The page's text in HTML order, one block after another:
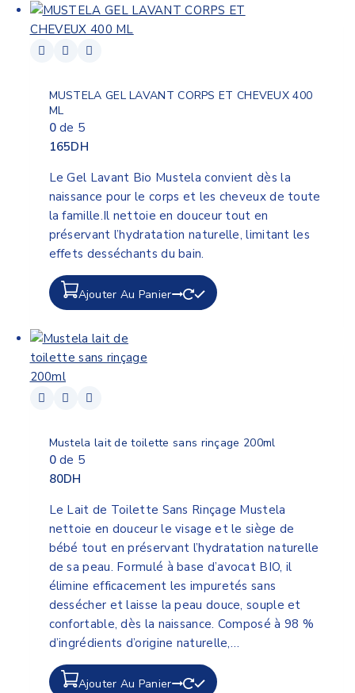
MUSTELA GEL LAVANT CORPS ET CHEVEUX 400
ML
0de 5
165DH
Le Gel Lavant Bio Mustela convient dès la
naissance pour le corps et les cheveux de toute
la famille.Il nettoie en douceur tout en
préservant l’hydratation naturelle, limitant les
effets desséchants du bain.
Ajouter Au Panier
Mustela lait de toilette sans rinçage 200ml
0de 5
80DH
Le Lait de Toilette Sans Rinçage Mustela
nettoie en douceur le visage et le siège de
bébé tout en préservant l’hydratation naturelle
de sa peau. Formulé à base d’avocat BIO, il
élimine efficacement les impuretés sans
dessécher et laisse la peau douce, souple et
confortable, dès la naissance. Composé à 98 %
d’ingrédients d’origine naturelle,…
Ajouter Au Panier